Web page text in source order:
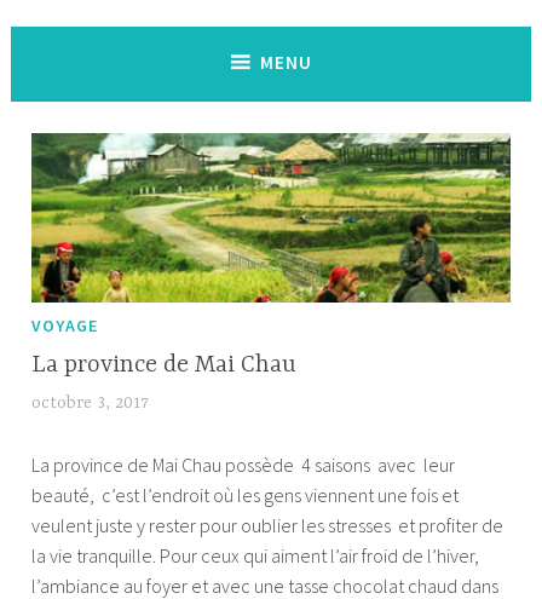
MENU
VOYAGE
La province de Mai Chau
octobre 3, 2017
r
i
e
La province de Mai Chau possède 4 saisons avec leur
beauté, c’est l’endroit où les gens viennent une fois et
veulent juste y rester pour oublier les stresses et profiter de
la vie tranquille. Pour ceux qui aiment l’air froid de l’hiver,
l’ambiance au foyer et avec une tasse chocolat chaud dans